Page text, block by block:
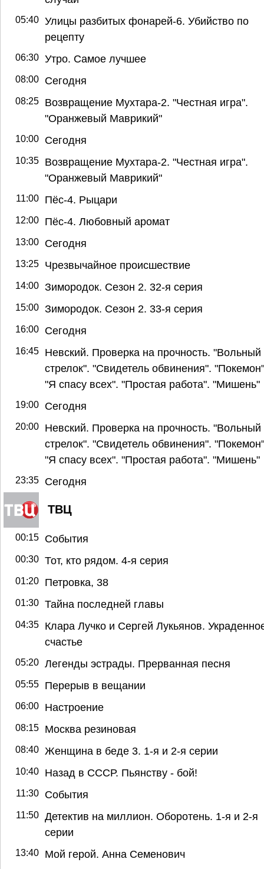
05:40 Улицы разбитых фонарей-6. Убийство по
рецепту
06:30 Утро. Самое лучшее
08:00 Сегодня
08:25
Возвращение Мухтара-2. "Честная игра".
"Оранжевый Маврикий"
10:00 Сегодня
10:35
Возвращение Мухтара-2. "Честная игра".
"Оранжевый Маврикий"
11:00 Пёс-4. Рыцари
12:00 Пёс-4. Любовный аромат
13:00 Сегодня
13:25 Чрезвычайное происшествие
14:00 Зимородок. Сезон 2. 32-я серия
15:00 Зимородок. Сезон 2. 33-я серия
16:00 Сегодня
16:45
Невский. Проверка на прочность. "Вольный
стрелок". "Свидетель обвинения".
"Я спасу всех". "Простая работа". "Мишень"
19:00 Сегодня
20:00
Невский. Проверка на прочность. "Вольный
стрелок". "Свидетель обвинения".
"Я спасу всех". "Простая работа". "Мишень"
23:35 Сегодня
ТВЦ
00:15 События
00:30 Тот, кто рядом. 4-я серия
01:20 Петровка, 38
01:30 Тайна последней главы
04:35
Клара Лучко и Сергей Лукьянов.
счастье
05:20 Легенды эстрады. Прерванная песня
05:55 Перерыв в вещании
06:00 Настроение
08:15 Москва резиновая
08:40 Женщина в беде 3. 1-я и 2-я серии
10:40 Назад в СССР. Пьянству - бой!
11:30 События
11:50 Детектив на миллион. Оборотень. 1-я и 2-я
серии
13:40 Мой герой. Анна Семенович